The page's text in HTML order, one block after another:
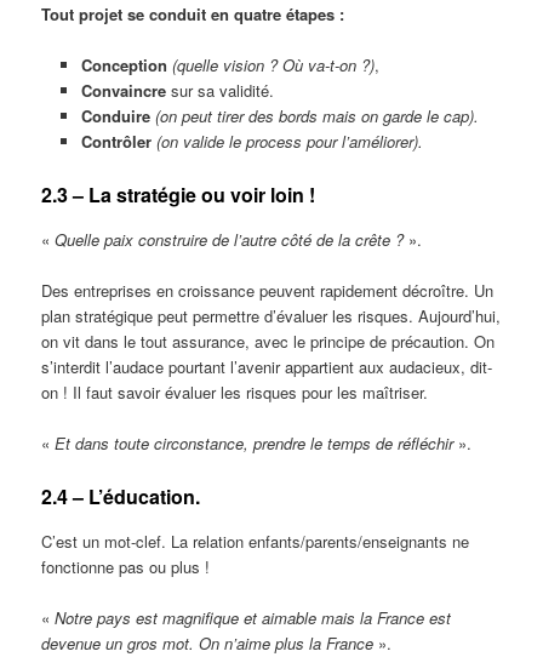
Tout projet se conduit en quatre étapes :
Conception (quelle vision ? Où va-t-on ?),
Convaincresur sa validité.
Conduire (on peut tirer des bords mais on garde le cap).
Contrôler (on valide le process pour l’améliorer).
2.3 – La stratégie ou voir loin !
«Quelle paix construire de l’autre côté de la crête ? ».
Des entreprises en croissance peuvent rapidement décroître. Un
plan stratégique peut permettre d’évaluer les risques. Aujourd’hui,
on vit dans le tout assurance, avec le principe de précaution. On
s’interdit l’audace pourtant l’avenir appartient aux audacieux, dit-
on ! Il faut savoir évaluer les risques pour les maîtriser.
«Et dans toute circonstance, prendre le temps de réfléchir».
2.4 – L’éducation.
C’est un mot-clef. La relation enfants/parents/enseignants ne
fonctionne pas ou plus !
«Notre pays est magnifique et aimable mais la France est
devenue un gros mot. On n’aime plus la France ».